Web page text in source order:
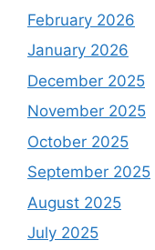
February 2026
January 2026
December 2025
November 2025
October 2025
September 2025
August 2025
July 2025